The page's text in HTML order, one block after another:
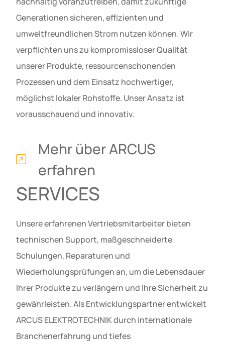
Generationen sicheren, effizienten und
umweltfreundlichen Strom nutzen können. Wir
verpflichten uns zu kompromissloser Qualität
unserer Produkte, ressourcenschonenden
Prozessen und dem Einsatz hochwertiger,
möglichst lokaler Rohstoffe. Unser Ansatz ist
vorausschauend und innovativ.
Mehr über ARCUS
erfahren
SERVICES
Unsere erfahrenen Vertriebsmitarbeiter bieten
technischen Support, maßgeschneiderte
Schulungen, Reparaturen und
Wiederholungsprüfungen an, um die Lebensdauer
Ihrer Produkte zu verlängern und Ihre Sicherheit zu
gewährleisten. Als Entwicklungspartner entwickelt
ARCUS ELEKTROTECHNIK durch internationale
Branchenerfahrung und tiefes